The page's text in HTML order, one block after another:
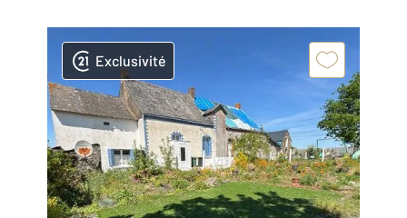
Exclusivité